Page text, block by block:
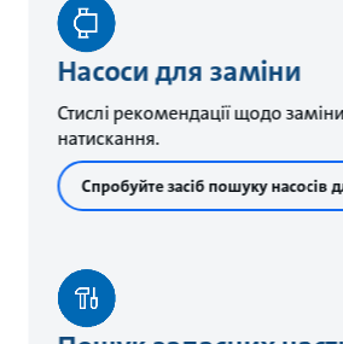
Насоси для заміни
Стислі рекомендації щодо
натискання.
Спробуйте засіб пошуку насосів